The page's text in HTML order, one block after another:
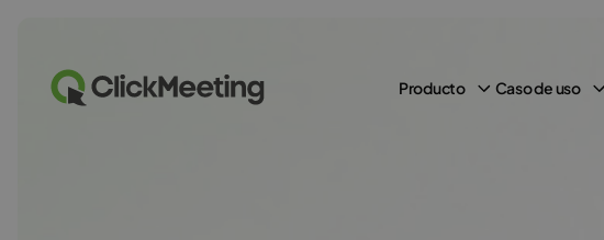
Producto Caso de uso